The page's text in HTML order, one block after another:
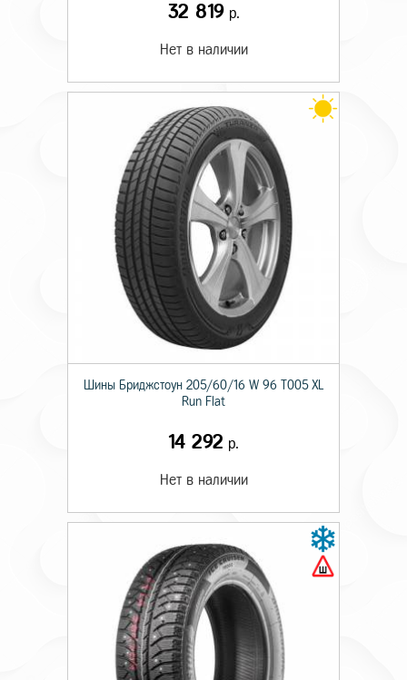
32 819р.
Нет в наличии
Шины Бриджстоун 205/60/16 W 96 T005 XL
Run Flat
14 292 р.
Нет в наличии